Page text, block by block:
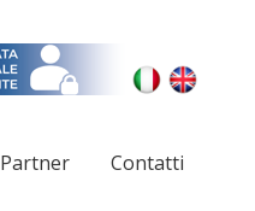
Partner Contatti